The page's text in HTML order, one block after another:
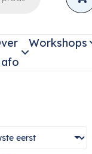
Workshops